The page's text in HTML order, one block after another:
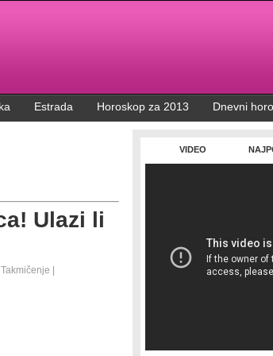
Estrada Horoskop za 2013 Dnevni
Ulazi li
Takmičenje
VIDEO